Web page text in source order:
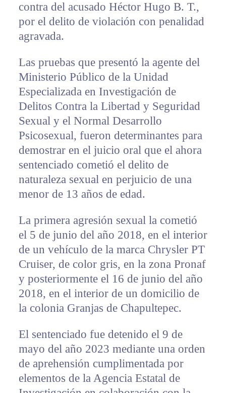
contra del acusado Héctor Hugo B. T.,
por el delito de violación con penalidad
agravada.
Las pruebas que presentó la agente del
Ministerio Público de la Unidad
Especializada en Investigación de
Delitos Contra la Libertad y Seguridad
Sexual y el Normal Desarrollo
Psicosexual, fueron determinantes para
demostrar en el juicio oral que el ahora
sentenciado cometió el delito de
naturaleza sexual en perjuicio de una
menor de 13 años de edad.
La primera agresión sexual la cometió
el 5 de junio del año 2018, en el interior
de un vehículo de la marca Chrysler PT
Cruiser, de color gris, en la zona Pronaf
y posteriormente el 16 de junio del año
2018, en el interior de un domicilio de
la colonia Granjas de Chapultepec.
El sentenciado fue detenido el 9 de
mayo del año 2023 mediante una orden
de aprehensión cumplimentada por
elementos de la Agencia Estatal de